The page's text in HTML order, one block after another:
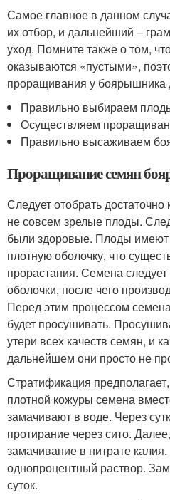
Самое главное в данном
их отбор, и дальнейший –
уход. Помните также о том,
оказываются «пустыми»,
проращивания у боярышника
Правильно выбираем
Осуществляем
Правильно высаживаем
Проращивание семян
Следует отобрать
не совсем зрелые плоды.
были здоровые. Плоды имеют
плотную оболочку, что
прорастания. Семена
оболочки, после чего
Перед этим процессом
будет просушивать.
утери всех качеств семян, и
дальнейшем они просто не
Стратификация
плотной кожуры семена
замачивают в воде. Через
протирание через сито.
замачивание в нитрате
однопроцентный раствор.
суток.